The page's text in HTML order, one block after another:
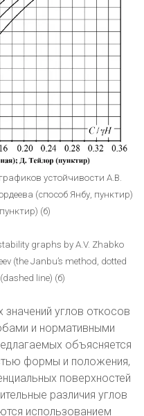
устойчивости А.В.
(способ Янбу, пунктир)
(б)
graphs by A.V. Zhabko
(the Janbu’s method, dotted
line) (б)
углов откосов
и нормативными
объясняется
формы и положения,
поверхностей
различия углов
использованием